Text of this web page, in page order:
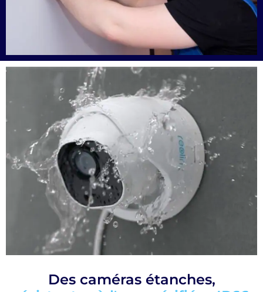
Des caméras étanches,